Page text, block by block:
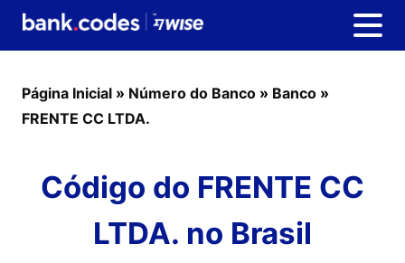
Página Inicial » Número do Banco » Banco »
FRENTE CC LTDA.
Código do FRENTE CC
LTDA. no Brasil